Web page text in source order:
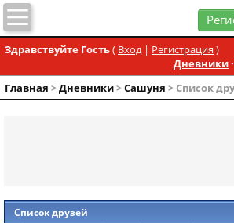
Здравствуйте Гость( Вход| Регистрация )
Дневники·
Главная >Дневники>Сашуня > Список
Список друзей